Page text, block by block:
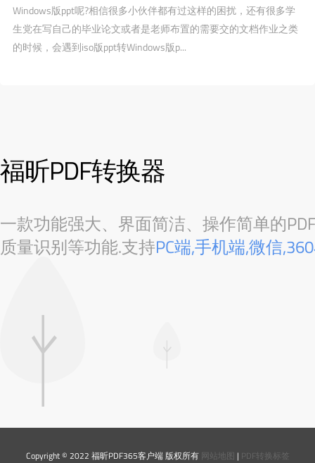
Windows版ppt呢?相信很多小伙伴都有过这样的困扰，还有很多学
生党在写自己的毕业论文或者是老师布置的需要交的文档作业之类
的时候，会遇到iso版ppt转Windows版p...
福昕PDF转换器
一款功能强大、界面简洁、操作简单的
质量识别等功能.支持PC端,手机端,微信
Copyright © 2022 福昕PDF365客户端 版权所有 网站地图 | PDF转换标签